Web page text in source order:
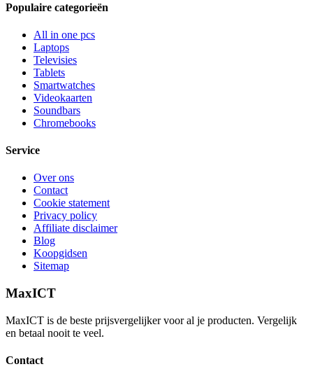
Populaire categorieën
All in one pcs
Laptops
Televisies
Tablets
Smartwatches
Videokaarten
Soundbars
Chromebooks
Service
Over ons
Contact
Cookie statement
Privacy policy
Affiliate disclaimer
Blog
Koopgidsen
Sitemap
MaxICT
MaxICT is de beste prijsvergelijker voor al je producten. Vergelijk
en betaal nooit te veel.
Contact